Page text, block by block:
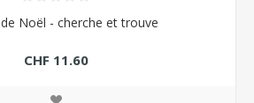
Noël - cherche et trouve
CHF 11.60